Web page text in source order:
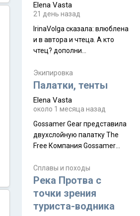
природа, мягкие
такая как бы переходная
ступень между привычной
нам Индией и остальными
надеюсь увидеть.
Elena Vasta
21 день назад
IrinaVolga сказалa: влюблена
и в автора и чтеца. А кто
чтец? дополни
Экипировка
Палатки, тенты
Elena Vasta
около 1 месяца назад
Gossamer Gear представила
двухслойную палатку The
Free Компания Gossamer
туристическую палатку The
Free, которая стала первой
ультралегкой моделью в
ассортименте
Сплавы и походы
Река Протва с
точки зрения
туриста-водника